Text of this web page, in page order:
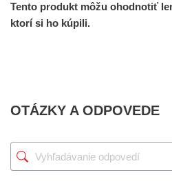
Tento produkt môžu ohodnotiť
ktorí si ho kúpili.
OTÁZKY A ODPOVEDE